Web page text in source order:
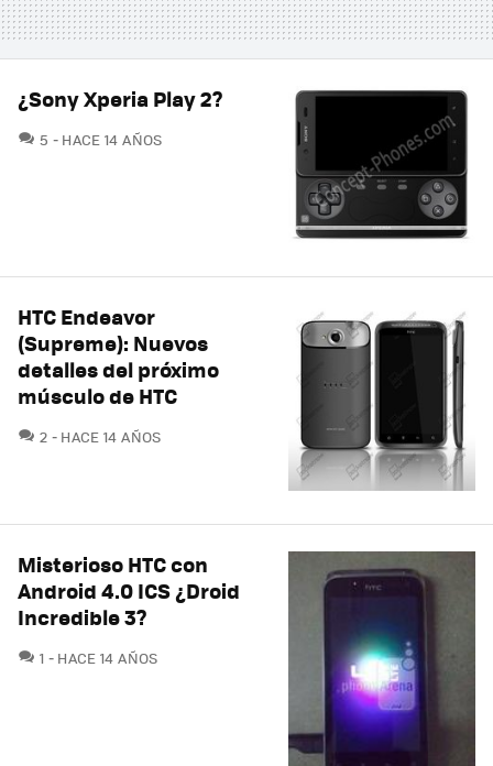
¿Sony Xperia Play 2?
5 COMENTARIOS
HACE 14 AÑOS
HTC Endeavor
(Supreme): Nuevos
detalles del próximo
músculo de HTC
2 COMENTARIOS
HACE 14 AÑOS
Misterioso HTC con
Android 4.0 ICS ¿Droid
Incredible 3?
1 COMENTARIOS
HACE 14 AÑOS